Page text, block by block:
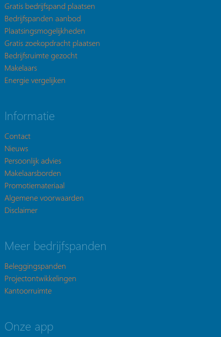
Gratis bedrijfspand plaatsen
Bedrijfspanden aanbod
Plaatsingsmogelijkheden
Gratis zoekopdracht plaatsen
Bedrijfsruimte gezocht
Makelaars
Energie vergelijken
Informatie
Contact
Nieuws
Persoonlijk advies
Makelaarsborden
Promotiemateriaal
Algemene voorwaarden
Disclaimer
Meer bedrijfspanden
Beleggingspanden
Projectontwikkelingen
Kantoorruimte
Onze app